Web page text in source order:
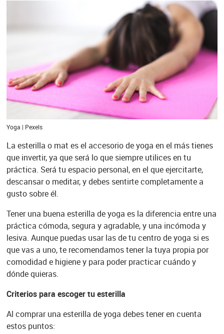
Yoga | Pexels
La esterilla o mat es el accesorio de yoga en el más tienes
que invertir, ya que será lo que siempre utilices en tu
práctica. Será tu espacio personal, en el que ejercitarte,
descansar o meditar, y debes sentirte completamente a
gusto sobre él.
Tener una buena esterilla de yoga es la diferencia entre una
práctica cómoda, segura y agradable, y una incómoda y
lesiva. Aunque puedas usar las de tu centro de yoga si es
que vas a uno, te recomendamos tener la tuya propia por
comodidad e higiene y para poder practicar cuándo y
dónde quieras.
Criterios para escoger tu esterilla
Al comprar una esterilla de yoga debes tener en cuenta
estos puntos: